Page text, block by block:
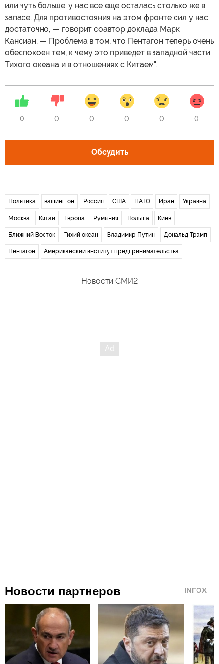
или чуть больше, у нас все еще осталась столько же в
запасе. Для противостояния на этом фронте сил у нас
достаточно, — говорит соавтор доклада Марк
Кансиан. — Проблема в том, что Пентагон теперь очень
обеспокоен тем, к чему это приведет в западной части
Тихого океана и в отношениях с Китаем".
0 0 0 0 0 0
Обсудить
Политика вашингтон Россия США НАТО Иран Украина
Москва Китай Европа Румыния Польша Киев
Ближний Восток Тихий океан Владимир Путин Дональд Трамп
Пентагон Американский институт предпринимательства
Новости СМИ2
Новости партнеров INFOX